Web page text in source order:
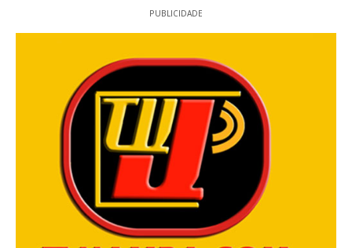
PUBLICIDADE